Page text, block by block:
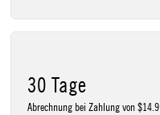
30 Tage
Abrechnung bei Zahlung von$14.9